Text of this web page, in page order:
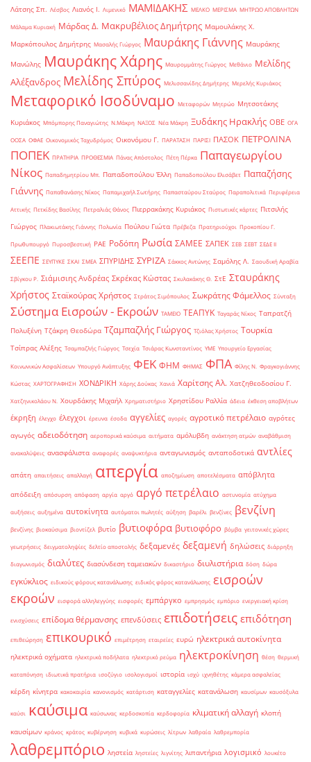
Λάτσης Σπ. Λέσβος Λιανός Ι. Λιμενικό ΜΑΜΙΔΑΚΗΣ ΜΕΛΚΟ ΜΕΡΙΣΜΑ ΜΗΤΡΩΟ ΑΠΟΒΛΗΤΩΝ
Μάλαμα Κυριακή Μάρδας Δ. Μακρυβέλιος Δημήτρης Μαμουλάκης Χ.
Μαρκόπουλος Δημήτρης Μασαλής Γιώργος Μαυράκης Γιάννης Μαυράκης
Μανώλης Μαυράκης Χάρης Μαυρομμάτης Γιώργος Μεθάνιο Μελίδης
Αλέξανδρος Μελίδης Σπύρος Μελισσανίδης Δημήτρης Μερελής Κυριάκος
Μεταφορικό Ισοδύναμο Μεταφορών Μητρώο Μητσοτάκης
Κυριάκος Μπόμπορης Παναγιώτης Ν.Μάκρη ΝΑΞΟΣ Νέα Μάκρη Ξυδάκης Ηρακλής ΟΒΕ ΟΓΑ
ΟΟΣΑ ΟΦΑΕ Οικονομικός Ταχυδρόμος Οικονόμου Γ. ΠΑΡΑΤΑΣΗ ΠΑΡΙΣΙ ΠΑΣΟΚ ΠΕΤΡΟΛΙΝΑ
ΠΟΠΕΚ ΠΡΑΤΗΡΙΑ ΠΡΟΘΕΣΜΙΑ Πάνας Απόστολος Πέτη Πέρκα Παπαγεωργίου
Νίκος Παπαδημητρίου Μπ. Παπαδοπούλου Έλλη Παπαδοπούλου Ελισάβετ Παπαζήσης
Γιάννης Παπαθανάσης Νίκος Παπαμιχαήλ Σωτήρης Παπασταύρου Σταύρος Παραπολιτικά Περιφέρεια
Αττικής Πετκίδης Βασίλης Πετραλιάς Θάνος Πιερρακάκης Κυριάκος Πιστωτικές κάρτες Πιτσιλής
Γιώργος Πλακιωτάκης Γιάννης Πολωνία Πούλου Γιώτα Πρέβεζα Πρατηριούχοι Προκοπίου Γ.
Πρωθυπουργό Πυροσβεστική ΡΑΕ Ροδόπη Ρωσία ΣΑΜΕΕ ΣΑΠΕΚ ΣΕΒ ΣΕΒΤ ΣΕΔΕ ΙΙ
ΣΕΕΠΕ ΣΕΥΠΥΚΕ ΣΚΑΙ ΣΜΕΑ ΣΠΥΡΙΔΗΣ ΣΥΡΙΖΑ Σάκκος Αντώνης Σαμόλης Λ. Σαουδική Αραβία
Σβίγκου Ρ. Σιάμισιης Ανδρέας Σκρέκας Κώστας Σκυλακάκης Θ. ΣτΕ Σταυράκης
Χρήστος Σταϊκούρας Χρήστος Στράτος Σιμόπουλος Σωκράτης Φάμελλος Σύνταξη
Σύστημα Εισροών - Εκροών ΤΑΜΕΙΟ ΤΕΑΠΥΚ Ταγαράς Νίκος Ταπρατζή
Πολυξένη Τζάκρη Θεοδώρα Τζαμπαζλής Γιώργος Τζιόλας Χρήστος Τουρκία
Τσίπρας Αλέξης Τσαμπαζλής Γιώργος Τσεχία Τσιάρας Κωνσταντίνος ΥΜΕ Υπουργείο Εργασίας
Κοινωνικών Ασφαλίσεων Υπουργό Ανάπτυξης ΦΕΚ ΦΗΜ ΦΗΜΑΣ ΦΠΑ Φίλης Ν. Φραγκογιάννης
Κώστας ΧΑΡΤΟΓΡΑΦΗΣΗ ΧΟΝΔΡΙΚΗ Χάρης Δούκας Χανιά Χαρίτσης Αλ. Χατζηθεοδοσίου Γ.
Χατζηνικολάου Ν. Χουρδάκης Μιχαήλ Χρηματιστήριο Χρηστίδου Ραλλία άδεια έκθεση αποβλήτων
έκρηξη έλεγχο έλεγχοι έρευνα έσοδα αγγελίες αγορές αγροτικό πετρέλαιο αγρότες
αγωγός αδειοδότηση αεροπορικά καύσιμα αιτήματα αμόλυβδη ανάκτηση ατμών αναβάθμιση
ανακαλύψεις ανασφάλιστα αναφορές αναψυκτήρια ανταγωνισμός ανταποδοτικά αντλίες
απάτη απαιτήσεις απαλλαγή απεργία αποζημίωση αποτελέσματα απόβλητα
απόδειξη απόσυρση απόφαση αργία αργό αργό πετρέλαιο αστυνομία ατύχημα
αυξήσεις αυξημένα αυτοκίνητα αυτόματοι πωλητές αύξηση βαρέλι βενζίνες βενζίνη
βενζίνης βιοκαύσιμα βιοντίζελ βυτίο βυτιοφόρα βυτιοφόρο βόμβα γειτονικές χώρες
γεωτρήσεις δειγματοληψίες δελτίο αποστολής δεξαμενές δεξαμενή δηλώσεις διάρρηξη
διαγωνισμός διαλύτες διασύνδεση ταμειακών δικαστήριο διυλιστήρια δόση δώρα
εγκύκλιος ειδικούς φόρους κατανάλωσης ειδικός φόρος κατανάλωσης εισροών
εκροών εισφορά αλληλεγγύης εισφορές εμπάργκο εμπρησμός εμπόριο ενεργειακή κρίση
ενισχύσεις επίδομα θέρμανσης επενδύσεις επιδοτήσεις επιδότηση
επιθεώρηση επικουρικό επιμέτρηση εταιρείες ευρώ ηλεκτρικά αυτοκίνητα
ηλεκτρικά οχήματα ηλεκτρικά ποδήλατα ηλεκτρικό ρεύμα ηλεκτροκίνηση θέση θερμική
καταπόνηση ιδιωτικά πρατήρια ισοζύγιο ισολογισμοί ιστορία ισχύ ιχνηθέτης κάμερα ασφαλείας
κέρδη κίνητρα κακοκαιρία κανονισμός κατάρτιση καταγγελίες κατανάλωση καυσίμων καυσόξυλα
καύσι καύσιμα καύσωνας κερδοσκοπία κερδοφορία κλιματική αλλαγή κλοπή
καυσίμων κράνος κράτος κυβέρνηση κυβικά κυρώσεις λίτρων λαθραία λαθρεμπορία
λαθρεμπόριο ληστεία ληστείες λιγνίτης λιπαντήρια λογισμικό λουκέτο